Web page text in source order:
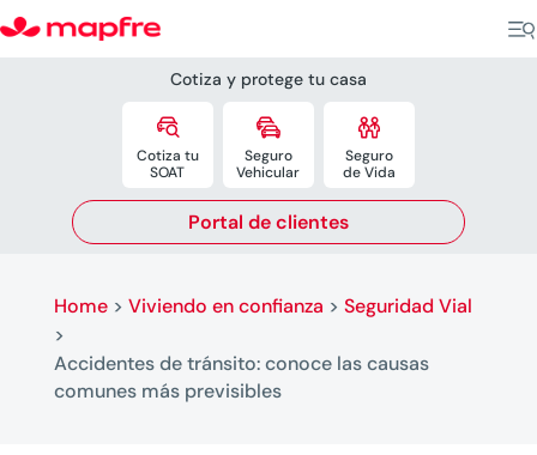
Cotiza y protege tu casa

Cotiza tu
SOAT

Seguro
Vehicular

Seguro
de Vida
Portal de clientes
Home> Viviendo en confianza > Seguridad Vial
>
Accidentes de tránsito: conoce las causas
comunes más previsibles